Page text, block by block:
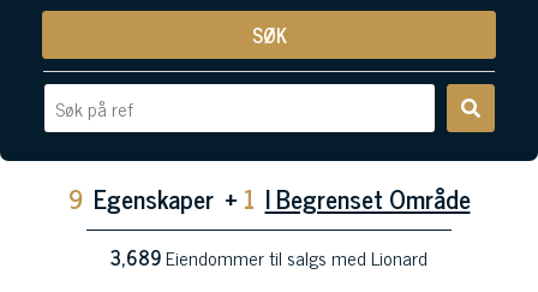
SØK
9 Egenskaper + 1 I Begrenset Område
3,689Eiendommer til salgs med Lionard